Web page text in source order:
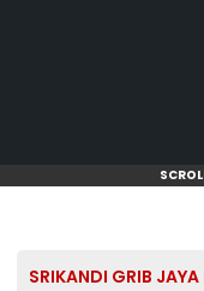
SRIKANDI GRIB